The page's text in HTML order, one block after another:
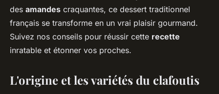
des amandes craquantes, ce dessert traditionnel
français se transforme en un vrai plaisir gourmand.
Suivez nos conseils pour réussir cette recette
inratable et étonner vos proches.
L'origine et les variétés du clafoutis